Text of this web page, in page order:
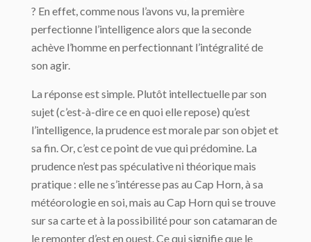
? En effet, comme nous l’avons vu, la première
perfectionne l’intelligence alors que la seconde
achève l’homme en perfectionnant l’intégralité de
son agir.
La réponse est simple. Plutôt intellectuelle par son
sujet (c’est-à-dire ce en quoi elle repose) qu’est
l’intelligence, la prudence est morale par son objet et
sa fin. Or, c’est ce point de vue qui prédomine. La
prudence n’est pas spéculative ni théorique mais
pratique : elle ne s’intéresse pas au Cap Horn, à sa
météorologie en soi, mais au Cap Horn qui se trouve
sur sa carte et à la possibilité pour son catamaran de
le remonter d’est en ouest. Ce qui signifie que le